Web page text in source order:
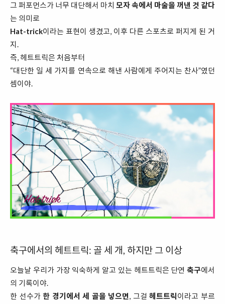
그 퍼포먼스가 너무 대단해서 마치 모자 속에서 마술을 꺼낸 것 같다
는 의미로
Hat-trick이라는 표현이 생겼고, 이후 다른 스포츠로 퍼지게 된 거
지.
즉, 헤트트릭은 처음부터
“대단한 일 세 가지를 연속으로 해낸 사람에게 주어지는 찬사”였던
셈이야.
축구에서의 헤트트릭: 골 세 개, 하지만 그 이상
오늘날 우리가 가장 익숙하게 알고 있는 헤트트릭은 단연 축구에서
의 기록이야.
한 선수가한 경기에서 세 골을 넣으면, 그걸헤트트릭이라고 부르